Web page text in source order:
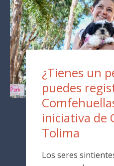
¿Tienes un
puedes
iniciativa de
Tolima
Los seres